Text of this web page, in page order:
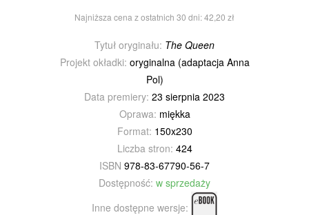
Najniższa cena z ostatnich 30 dni: 42,20 zł
Tytuł oryginału: The Queen
Projekt okładki: oryginalna (adaptacja Anna
Pol)
Data premiery: 23 sierpnia 2023
Oprawa: miękka
Format: 150x230
Liczba stron: 424
ISBN 978-83-67790-56-7
Dostępność: w sprzedaży
Inne dostępne wersje: